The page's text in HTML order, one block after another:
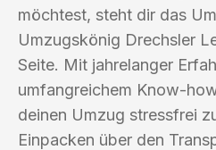
möchtest, steht dir das
Umzugskönig Drechsler
Seite. Mit jahrelanger
umfangreichem Know-
deinen Umzug stressfrei
Einpacken über den